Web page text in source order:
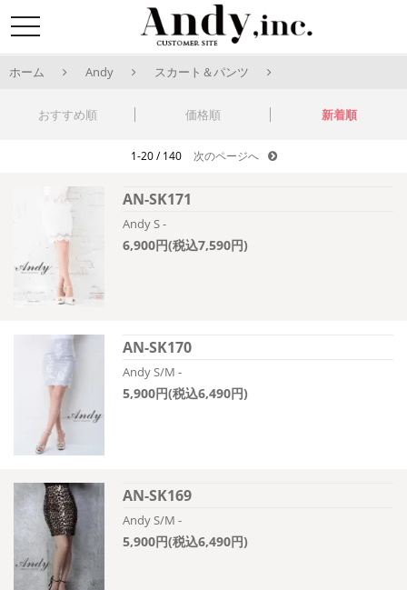
toggle
navigation
ホーム Andy スカート＆パンツ
おすすめ順 価格順 新着順
1-20 / 140 次のページへ
AN-SK171
Andy S -
6,900円(税込7,590円)
AN-SK170
Andy S/M -
5,900円(税込6,490円)
AN-SK169
Andy S/M -
5,900円(税込6,490円)